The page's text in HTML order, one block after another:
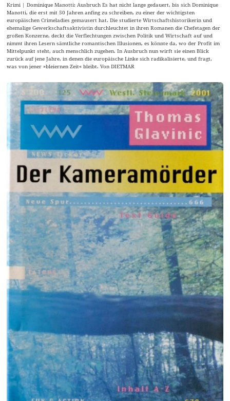
Krimi | Dominique Manotti: Ausbruch Es hat nicht lange gedauert, bis sich Dominique
Manotti, die erst mit 50 Jahren anfing zu schreiben, zu einer der wichtigsten
europäischen Crimeladies gemausert hat. Die studierte Wirtschaftshistorikerin und
ehemalige Gewerkschaftsaktivistin durchleuchtet in ihren Romanen die Chefetagen der
großen Konzerne, deckt die Verflechtungen zwischen Politik und Wirtschaft auf und
nimmt ihren Lesern sämtliche romantischen Illusionen, es könnte da, wo der Profit im
Mittelpunkt steht, auch menschlich zugehen. In Ausbruch nun wirft sie einen Blick
zurück auf jene Jahre, in denen die europäische Linke sich radikalisierte, und fragt,
was von jener »bleiernen Zeit« bleibt. Von DIETMAR